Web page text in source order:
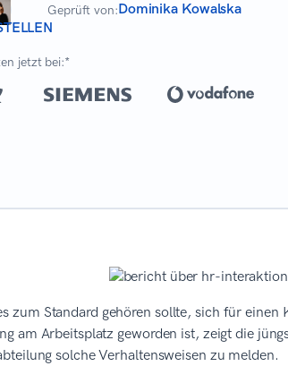
Geprüft von:Dominika Kowalska
jetzt bei:*
zum Standard gehören sollte, sich für
am Arbeitsplatz geworden ist, zeigt die
solche Verhaltensweisen zu melden.